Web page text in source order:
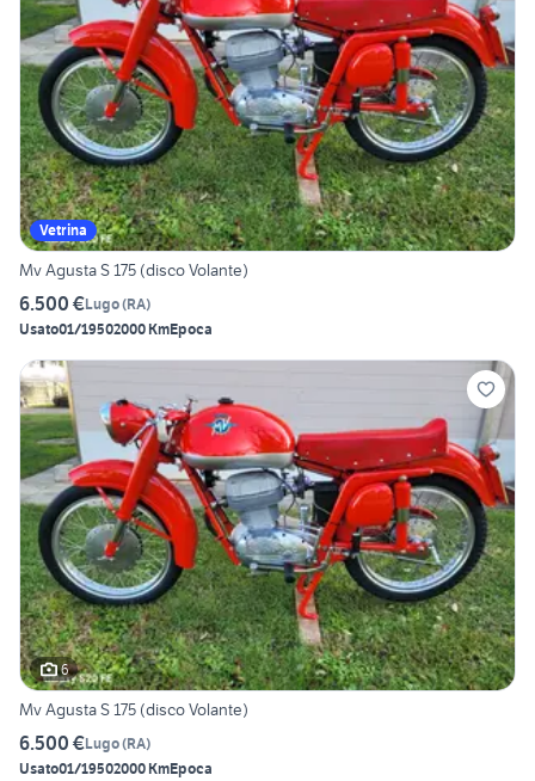
Vetrina
Mv Agusta S 175 (disco Volante)
6.500 €Lugo(RA)
Usato01/19502000 KmEpoca
6
Mv Agusta S 175 (disco Volante)
6.500 €Lugo(RA)
Usato01/19502000 KmEpoca